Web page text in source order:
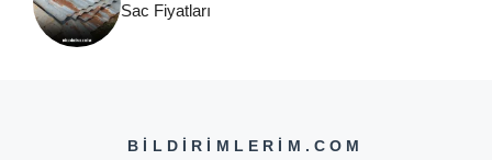
Sac Fiyatları
BILDIRIMLERIM.COM